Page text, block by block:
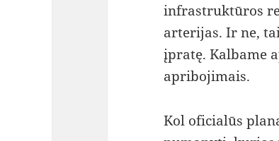
infrastruktūros
arterijas. Ir ne,
įpratę. Kalbame
apribojimais.
Kol oficialūs